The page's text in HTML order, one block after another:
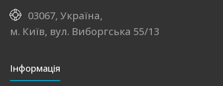
03067, Україна,
м. Київ, вул. Виборгська 55/13
Інформація